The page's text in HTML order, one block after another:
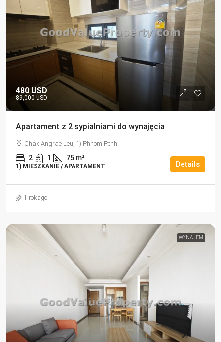
480 USD
89,000 USD
Apartament z 2 sypialniami do wynajęcia
Chak Angrae Leu, 1) Phnom Penh
2 1 75 m²
1) MIESZKANIE / APARTAMENT Details
1 rok ago
WYNAJEM